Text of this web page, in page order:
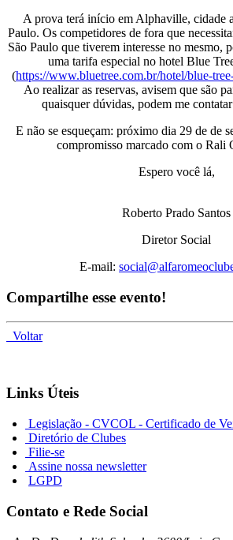
A prova terá início em Alphaville, cidade
Paulo. Os competidores de fora que
São Paulo que tiverem interesse no mesmo,
uma tarifa especial no hotel Blue
(https://www.bluetree.com.br/hotel/blue-
Ao realizar as reservas, avisem que são
quaisquer dúvidas, podem me
E não se esqueçam: próximo dia 29 de de
compromisso marcado com o Rali
Espero você lá,
Roberto Prado Santos
Diretor Social
E-mail:
Compartilhe esse evento!
Voltar
Links Úteis
Legislação - CVCOL - Certificado de
Diretório de Clubes
Filie-se
Assine nossa newsletter
LGPD
Contato e Rede Social